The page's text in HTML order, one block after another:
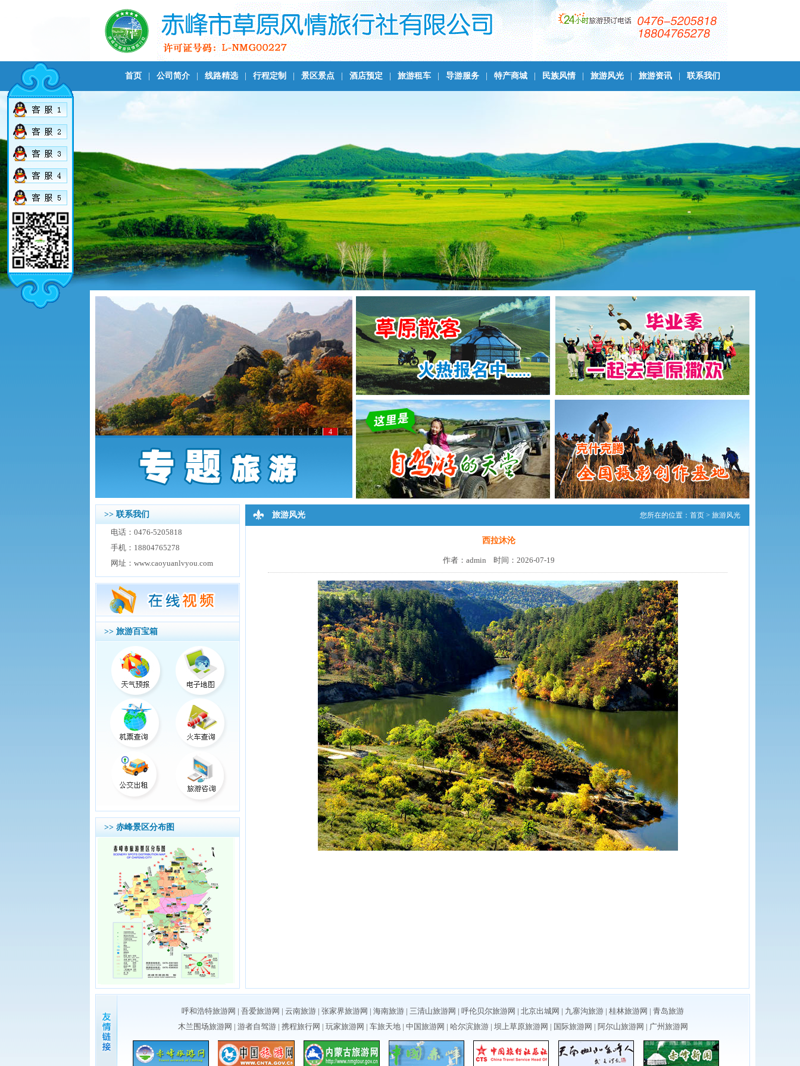
首页 公司简介 线路精选 行程定制 景区景点 酒店预定 旅游租车 导游服务 特产商城 民族风情 旅游风光 旅游资讯 联系我们
5
4
3
2
1
>> 联系我们
电话：0476-5205818
手机：18804765278
网址：www.caoyuanlvyou.com
>> 旅游百宝箱
>> 赤峰景区分布图
旅游风光 您所在的位置：首页 > 旅游风光
西拉沐沦
作者：admin 时间：2026-07-19
呼和浩特旅游网 | 吾爱旅游网 | 云南旅游 | 张家界旅游网 | 海南旅游 | 三清山旅游网 | 呼伦贝尔旅游网 | 北京出城网 | 九寨沟旅游 | 桂林旅游网 | 青岛旅游
木兰围场旅游网 | 游者自驾游| 携程旅行网 | 玩家旅游网 | 车旅天地| 中国旅游网 | 哈尔滨旅游| 坝上草原旅游网 | 国际旅游网 | 阿尔山旅游网 | 广州旅游网